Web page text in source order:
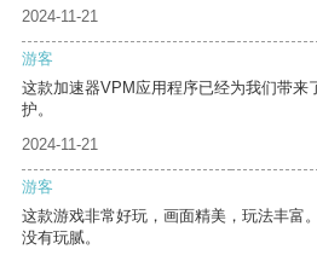
2024-11-21
游客
这款加速器VPM应用程序已经为我们带来
护。
2024-11-21
游客
这款游戏非常好玩，画面精美，玩法丰富
没有玩腻。